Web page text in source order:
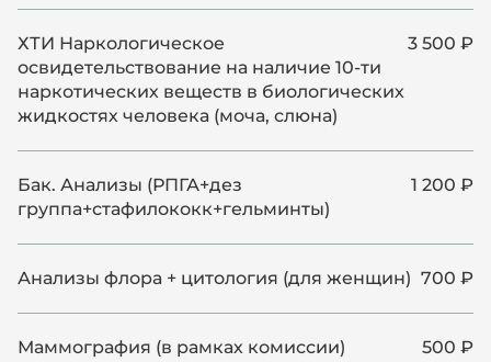
ХТИ Наркологическое
освидетельствование на наличие 10-ти
наркотических веществ в биологических
жидкостях человека (моча, слюна)
3 500 ₽
Бак. Анализы (РПГА+дез
группа+стафилококк+гельминты)
1 200 ₽
Анализы флора + цитология (для женщин) 700 ₽
Маммография (в рамках комиссии) 500 ₽